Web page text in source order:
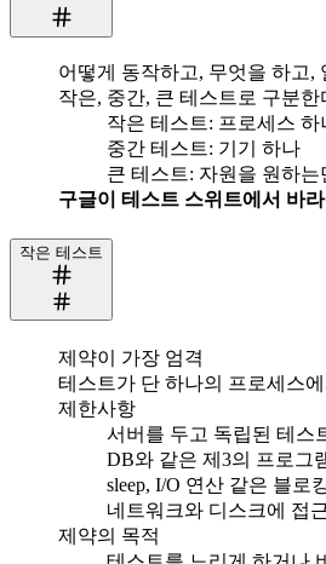
어떻게 동작하고, 무엇을 하고,
작은, 중간, 큰 테스트로 구분한
작은 테스트: 프로세스 하
중간 테스트: 기기 하나
큰 테스트: 자원을 원하는
구글이 테스트 스위트에서 바
작은 테스트
제약이 가장 엄격
테스트가 단 하나의 프로세스
제한사항
서버를 두고 독립된 테스
DB와 같은 제3의 프로그
sleep, I/O 연산 같은 블로
네트워크와 디스크에 접
제약의 목적